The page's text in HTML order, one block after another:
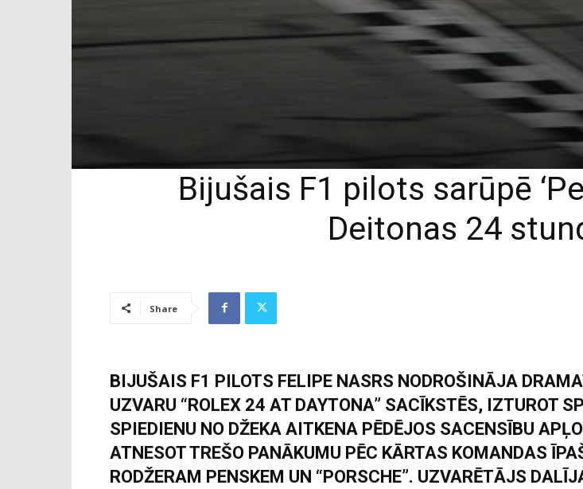
Bijušais F1 pilots sarūpē
Deitonas 24
Share
BIJUŠAIS F1 PILOTS FELIPE NASRS NODROŠINĀJA
UZVARU “ROLEX 24 AT DAYTONA” SACĪKSTĒS, IZTUROT
SPIEDIENU NO DŽEKA AITKENA PĒDĒJOS SACENSĪBU
ATNESOT TREŠO PANĀKUMU PĒC KĀRTAS KOMANDAS
RODŽERAM PENSKEM UN “PORSCHE”. UZVARĒTĀJS